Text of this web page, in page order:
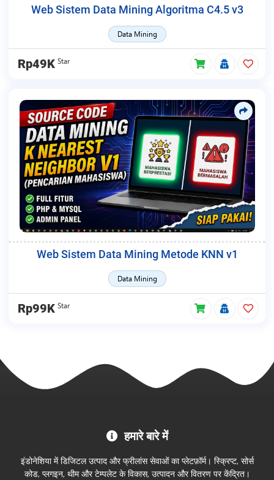
Web Sistem Data Mining Algoritma C4.5 v3
Data Mining
Rp49K Star
Web Sistem Data Mining Metode KNN v1
Data Mining
Rp99K Star
आधिकारिक
हमारे बारे में
इंडोनेशिया में डिजिटल उत्पाद और फ्रीलांस सेवाओं का प्लेटफ़ॉर्म। स्क्रिप्ट, सोर्स
कोड, प्लगइन, थीम और टेम्पलेट के विकास, उत्पादन और वितरण पर केंद्रित।